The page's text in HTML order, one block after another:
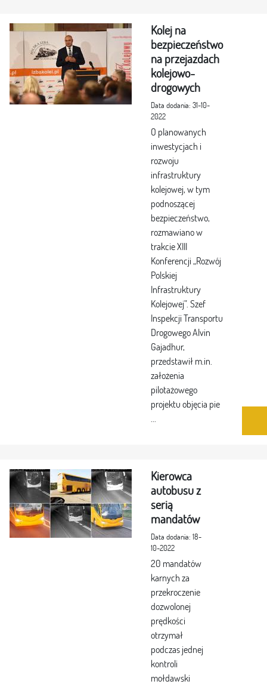
Kolej na
bezpieczeństwo
na przejazdach
kolejowo-
drogowych
Data dodania: 31-10-
2022
O planowanych
inwestycjach i
rozwoju
infrastruktury
kolejowej, w tym
podnoszącej
bezpieczeństwo,
rozmawiano w
trakcie XIII
Konferencji „Rozwój
Polskiej
Infrastruktury
Kolejowej”. Szef
Inspekcji Transportu
Drogowego Alvin
Gajadhur,
przedstawił m.in.
założenia
pilotażowego
projektu objęcia pie
Kierowca
autobusu z
serią
mandatów
Data dodania: 18-
10-2022
20 mandatów
karnych za
przekroczenie
dozwolonej
prędkości
otrzymał
podczas jednej
kontroli
mołdawski